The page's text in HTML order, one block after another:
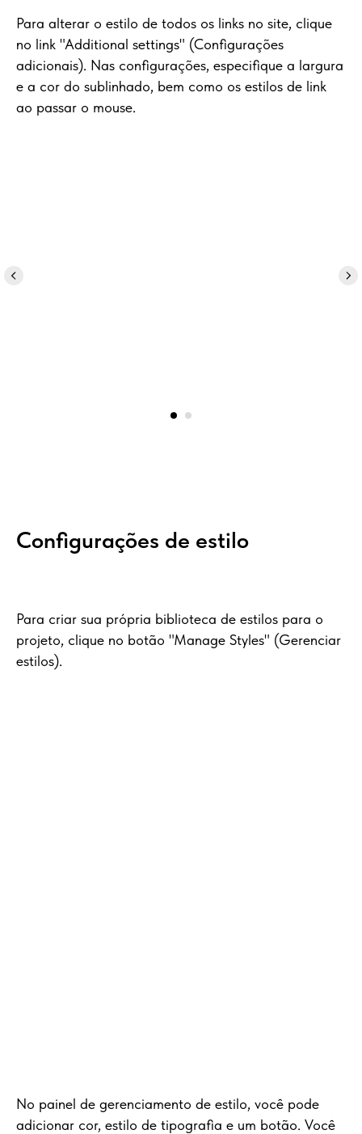
Para alterar o estilo de todos os links no site, clique
no link "Additional settings" (Configurações
adicionais). Nas configurações, especifique a largura
e a cor do sublinhado, bem como os estilos de link
ao passar o mouse.
Configurações de estilo
Para criar sua própria biblioteca de estilos para o
projeto, clique no botão "Manage Styles" (Gerenciar
estilos).
No painel de gerenciamento de estilo, você pode
adicionar cor, estilo de tipografia e um botão. Você